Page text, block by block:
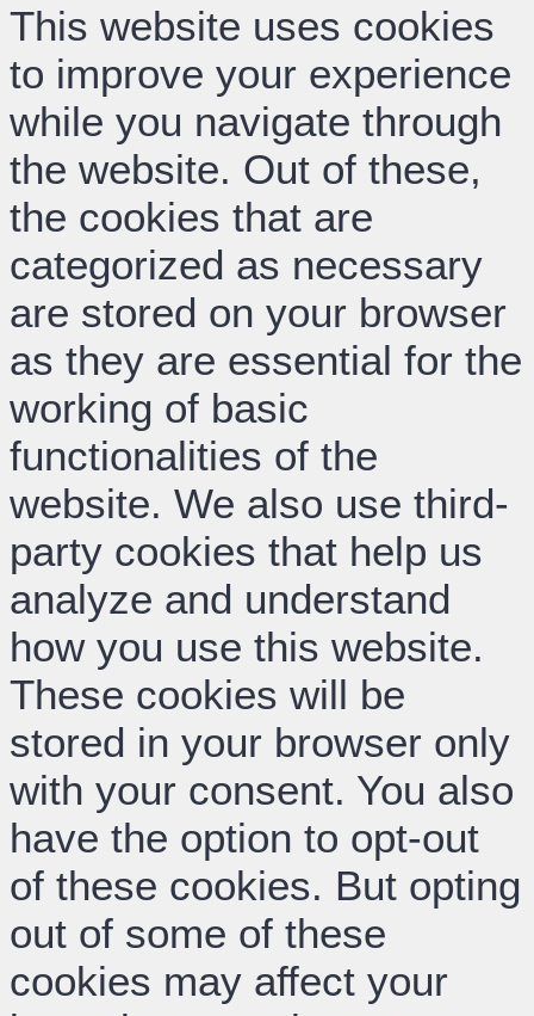
This website uses cookies
to improve your experience
while you navigate through
the website. Out of these,
the cookies that are
categorized as necessary
are stored on your browser
as they are essential for the
working of basic
functionalities of the
website. We also use third-
party cookies that help us
analyze and understand
how you use this website.
These cookies will be
stored in your browser only
with your consent. You also
have the option to opt-out
of these cookies. But opting
out of some of these
cookies may affect your